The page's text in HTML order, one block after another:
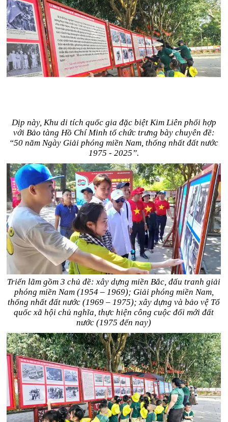
Dịp này, Khu di tích quốc gia đặc biệt Kim Liên phối hợp
với Bảo tàng Hồ Chí Minh tổ chức trưng bày chuyên đề:
“50 năm Ngày Giải phóng miền Nam, thống nhất đất nước
1975 - 2025”.
Triển lãm gồm 3 chủ đề: xây dựng miền Bắc, đấu tranh giải
phóng miền Nam (1954 – 1969); Giải phóng miền Nam,
thống nhất đất nước (1969 – 1975); xây dựng và bảo vệ Tổ
quốc xã hội chủ nghĩa, thực hiện công cuộc đổi mới đất
nước (1975 đến nay)